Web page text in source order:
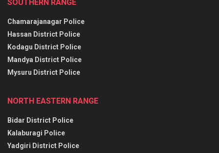
SOUTHERN RANGE
Chamarajanagar Police
Hassan District Police
Kodagu District Police
Mandya District Police
Mysuru District Police
NORTH EASTERN RANGE
Bidar District Police
Kalaburagi Police
Yadgiri District Police